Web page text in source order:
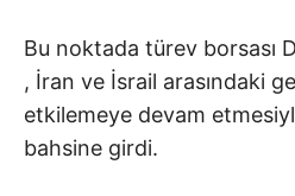
Bu noktada türev borsası
, İran ve İsrail arasındaki
etkilemeye devam
bahsine girdi.